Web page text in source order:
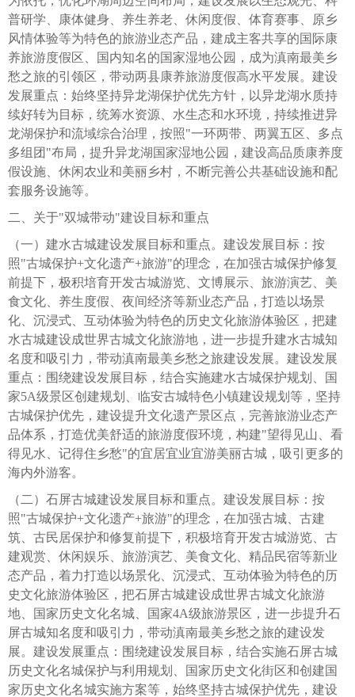
普研学、康体健身、养生养老、休闲度假、体育赛事、原乡
风情体验等为特色的旅游业态产品，建成主客共享的国际康
养旅游度假区、国内知名的国家湿地公园，成为滇南最美乡
愁之旅的引领区，带动两县康养旅游度假高水平发展。建设
发展重点：始终坚持异龙湖保护优先方针，以异龙湖水质持
续好转为目标，统筹水资源、水生态和水环境，持续推进异
龙湖保护和流域综合治理，按照"一环两带、两翼五区、多点
多组团"布局，提升异龙湖国家湿地公园，建设高品质康养度
假设施、休闲农业和美丽乡村，不断完善公共基础设施和配
套服务设施等。
二、关于"双城带动"建设目标和重点
（一）建水古城建设发展目标和重点。建设发展目标：按
照"古城保护+文化遗产+旅游"的理念，在加强古城保护修复
前提下，极积培育开发古城游览、文博展示、旅游演艺、美
食文化、养生度假、夜间经济等新业态产品，打造以场景
化、沉浸式、互动体验为特色的历史文化旅游体验区，把建
水古城建设成世界古城文化旅游地，进一步提升建水古城知
名度和吸引力，带动滇南最美乡愁之旅建设发展。建设发展
重点：围绕建设发展目标，结合实施建水古城保护规划、国
家5A级景区创建规划、临安古城特色小镇建设规划等，坚持
古城保护优先，建设提升文化遗产景区点，完善旅游业态产
品体系，打造优美舒适的旅游度假环境，构建"望得见山、看
得见水、记得住乡愁"的宜居宜业宜游美丽古城，吸引更多的
海内外游客。
（二）石屏古城建设发展目标和重点。建设发展目标：按
照"古城保护+文化遗产+旅游"的理念，在加强古城、古建
筑、古民居保护和修复前提下，积极培育开发古城游览、古
建观赏、休闲娱乐、旅游演艺、美食文化、精品民宿等新业
态产品，着力打造以场景化、沉浸式、互动体验为特色的历
史文化旅游体验区，把石屏古城建设成世界古城文化旅游
地、国家历史文化名城、国家4A级旅游景区，进一步提升石
屏古城知名度和吸引力，带动滇南最美乡愁之旅的建设发
展。建设发展重点：围绕建设发展目标，结合实施石屏古城
历史文化名城保护与利用规划、国家历史文化街区和创建国
家历史文化名城实施方案等，始终坚持古城保护优先，建设